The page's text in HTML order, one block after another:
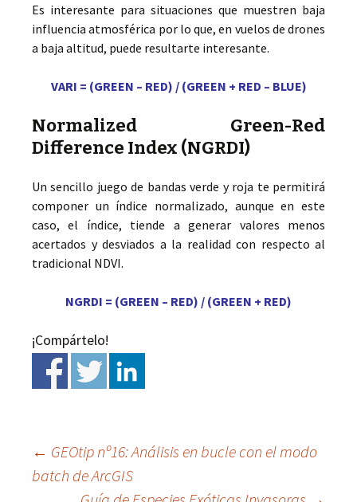
Es interesante para situaciones que muestren baja
influencia atmosférica por lo que, en vuelos de drones
a baja altitud, puede resultarte interesante.
VARI = (GREEN – RED) / (GREEN + RED – BLUE)
Normalized Green-Red
Difference Index (NGRDI)
Un sencillo juego de bandas verde y roja te permitirá
componer un índice normalizado, aunque en este
caso, el índice, tiende a generar valores menos
acertados y desviados a la realidad con respecto al
tradicional NDVI.
NGRDI = (GREEN – RED) / (GREEN + RED)
¡Compártelo!
Ir
← GEOtip nº16: Análisis en bucle con el modo
batch de ArcGIS